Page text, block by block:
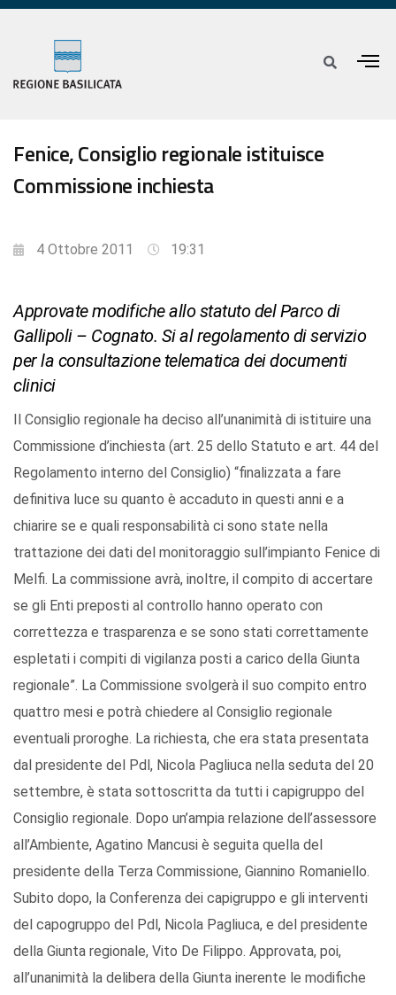
Fenice, Consiglio regionale istituisce
Commissione inchiesta
4 Ottobre 2011 19:31
Approvate modifiche allo statuto del Parco di
Gallipoli – Cognato. Si al regolamento di servizio
per la consultazione telematica dei documenti
clinici
Il Consiglio regionale ha deciso all’unanimità di istituire una
Commissione d’inchiesta (art. 25 dello Statuto e art. 44 del
Regolamento interno del Consiglio) “finalizzata a fare
definitiva luce su quanto è accaduto in questi anni e a
chiarire se e quali responsabilità ci sono state nella
trattazione dei dati del monitoraggio sull’impianto Fenice di
Melfi. La commissione avrà, inoltre, il compito di accertare
se gli Enti preposti al controllo hanno operato con
correttezza e trasparenza e se sono stati correttamente
espletati i compiti di vigilanza posti a carico della Giunta
regionale”. La Commissione svolgerà il suo compito entro
quattro mesi e potrà chiedere al Consiglio regionale
eventuali proroghe. La richiesta, che era stata presentata
dal presidente del Pdl, Nicola Pagliuca nella seduta del 20
settembre, è stata sottoscritta da tutti i capigruppo del
Consiglio regionale. Dopo un’ampia relazione dell’assessore
all’Ambiente, Agatino Mancusi è seguita quella del
presidente della Terza Commissione, Giannino Romaniello.
Subito dopo, la Conferenza dei capigruppo e gli interventi
del capogruppo del Pdl, Nicola Pagliuca, e del presidente
della Giunta regionale, Vito De Filippo. Approvata, poi,
all’unanimità la delibera della Giunta inerente le modifiche